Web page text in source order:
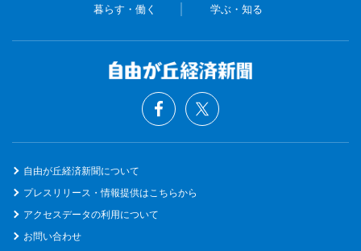
暮らす・働く 学ぶ・知る
自由が丘経済新聞について
プレスリリース・情報提供はこちらから
アクセスデータの利用について
お問い合わせ